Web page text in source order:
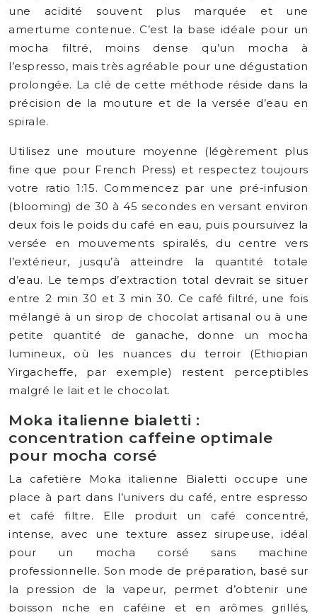
une acidité souvent plus marquée et une
amertume contenue. C’est la base idéale pour un
mocha filtré, moins dense qu’un mocha à
l’espresso, mais très agréable pour une dégustation
prolongée. La clé de cette méthode réside dans la
précision de la mouture et de la versée d’eau en
spirale.
Utilisez une mouture moyenne (légèrement plus
fine que pour French Press) et respectez toujours
votre ratio 1:15. Commencez par une pré-infusion
(blooming) de 30 à 45 secondes en versant environ
deux fois le poids du café en eau, puis poursuivez la
versée en mouvements spiralés, du centre vers
l’extérieur, jusqu’à atteindre la quantité totale
d’eau. Le temps d’extraction total devrait se situer
entre 2 min 30 et 3 min 30. Ce café filtré, une fois
mélangé à un sirop de chocolat artisanal ou à une
petite quantité de ganache, donne un mocha
lumineux, où les nuances du terroir (Ethiopian
Yirgacheffe, par exemple) restent perceptibles
malgré le lait et le chocolat.
Moka italienne bialetti :
concentration caffeine optimale
pour mocha corsé
La cafetière Moka italienne Bialetti occupe une
place à part dans l’univers du café, entre espresso
et café filtre. Elle produit un café concentré,
intense, avec une texture assez sirupeuse, idéal
pour un mocha corsé sans machine
professionnelle. Son mode de préparation, basé sur
la pression de la vapeur, permet d’obtenir une
boisson riche en caféine et en arômes grillés,